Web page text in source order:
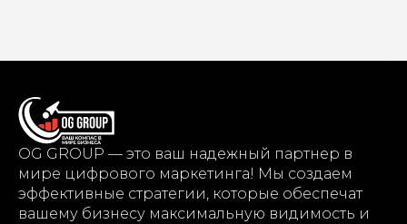
OG GROUP — это ваш надежный партнер в
мире цифрового маркетинга! Мы создаем
эффективные стратегии, которые обеспечат
вашему бизнесу максимальную видимость и